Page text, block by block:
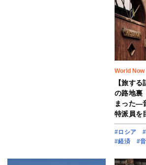
World Now
【旅す
の路地裏
まった―
特派員を
#ロシア
#経済
#